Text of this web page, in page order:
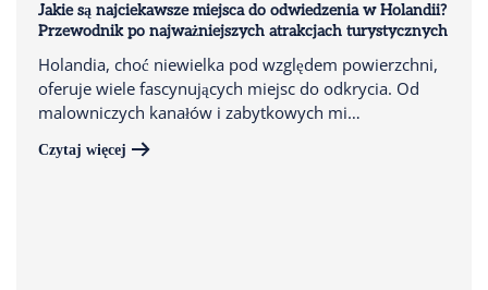
Jakie są najciekawsze miejsca do odwiedzenia w Holandii?
Przewodnik po najważniejszych atrakcjach turystycznych
Holandia, choć niewielka pod względem powierzchni,
oferuje wiele fascynujących miejsc do odkrycia. Od
malowniczych kanałów i zabytkowych mi…
Czytaj więcej